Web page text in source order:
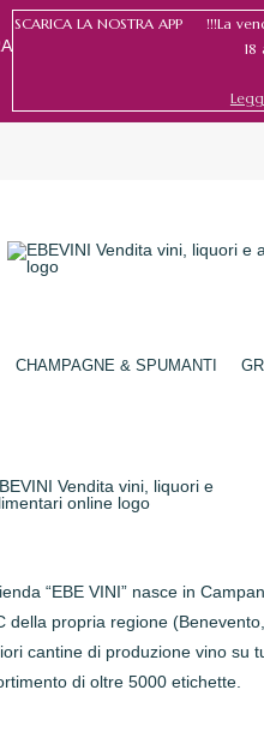
SCARICA LA NOSTRA APP !!!La
18
CHAMPAGNE & SPUMANTI
“EBE VINI” nasce in
della propria regione
cantine di produzione vino su
di oltre 5000 etichette.